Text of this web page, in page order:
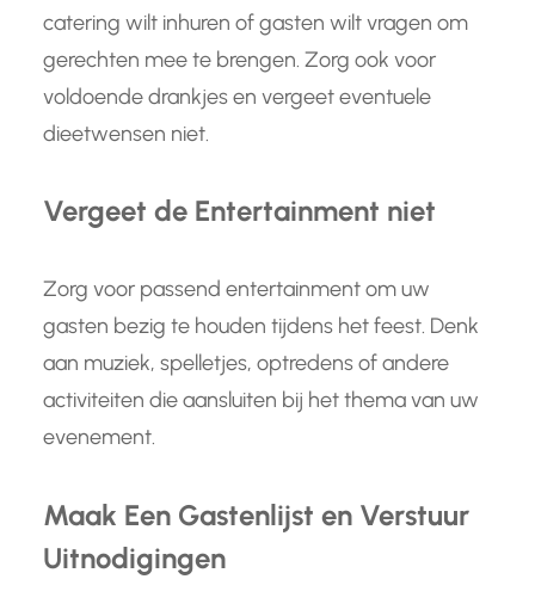
catering wilt inhuren of gasten wilt vragen om
gerechten mee te brengen. Zorg ook voor
voldoende drankjes en vergeet eventuele
dieetwensen niet.
Vergeet de Entertainment niet
Zorg voor passend entertainment om uw
gasten bezig te houden tijdens het feest. Denk
aan muziek, spelletjes, optredens of andere
activiteiten die aansluiten bij het thema van uw
evenement.
Maak Een Gastenlijst en Verstuur
Uitnodigingen